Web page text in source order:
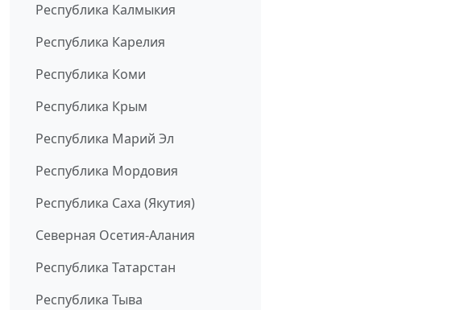
Республика Калмыкия
Республика Карелия
Республика Коми
Республика Крым
Республика Марий Эл
Республика Мордовия
Республика Саха (Якутия)
Северная Осетия-Алания
Республика Татарстан
Республика Тыва